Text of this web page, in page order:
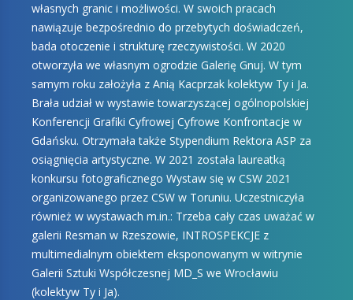
własnych granic i możliwości. W swoich pracach
nawiązuje bezpośrednio do przebytych doświadczeń,
bada otoczenie i strukturę rzeczywistości. W 2020
otworzyła we własnym ogrodzie Galerię Gnuj. W tym
samym roku założyła z Anią Kacprzak kolektyw Ty i Ja.
Brała udział w wystawie towarzyszącej ogólnopolskiej
Konferencji Grafiki Cyfrowej Cyfrowe Konfrontacje w
Gdańsku. Otrzymała także Stypendium Rektora ASP za
osiągnięcia artystyczne. W 2021 została laureatką
konkursu fotograficznego Wystaw się w CSW 2021
organizowanego przez CSW w Toruniu. Uczestniczyła
również w wystawach m.in.: Trzeba cały czas uważać w
galerii Resman w Rzeszowie, INTROSPEKCJE z
multimedialnym obiektem eksponowanym w witrynie
Galerii Sztuki Współczesnej MD_S we Wrocławiu
(kolektyw Ty i Ja).